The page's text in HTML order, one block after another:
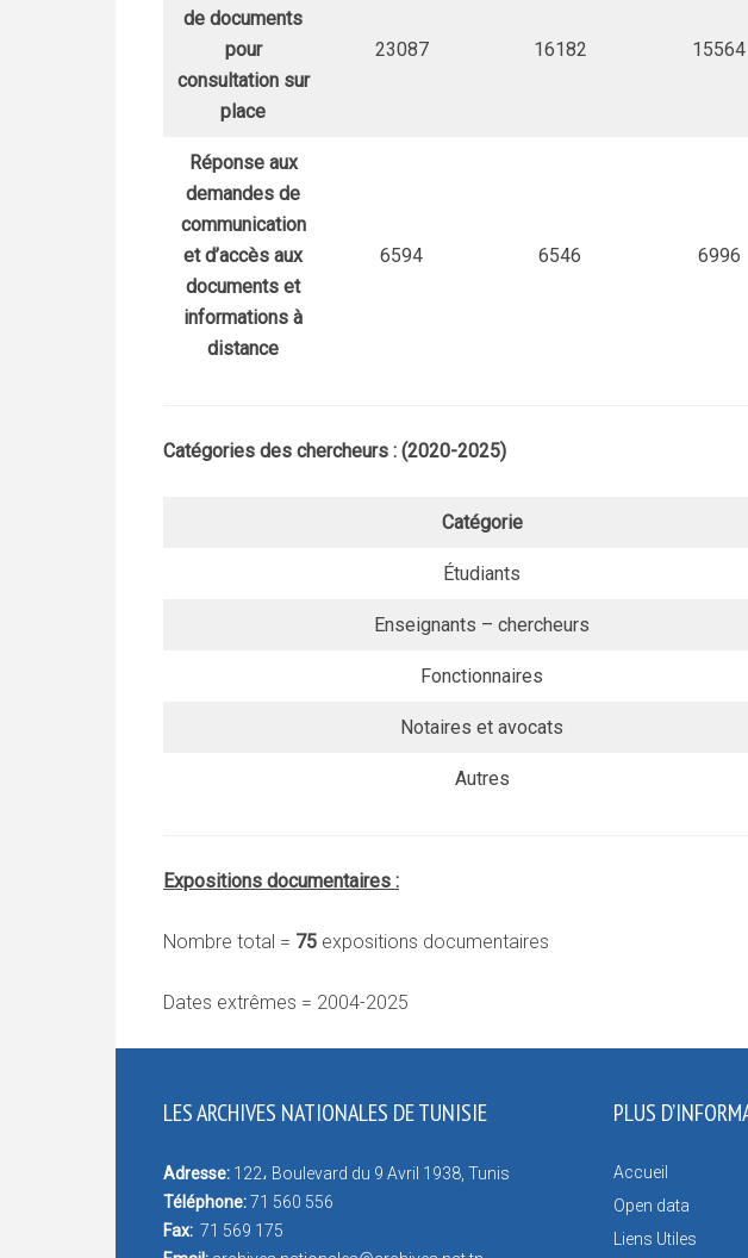
de documents
pour
consultation sur
place
23087 16182 15564
Réponse aux
demandes de
communication
et d’accès aux
documents et
informations à
distance
6594 6546 6996
Catégories des chercheurs : (2020-2025)
Catégorie
Étudiants
Enseignants – chercheurs
Fonctionnaires
Notaires et avocats
Autres
Expositions documentaires :
Nombre total = 75 expositions documentaires
Dates extrêmes = 2004-2025
LES ARCHIVES NATIONALES DE TUNISIE
Adresse: 122، Boulevard du 9 Avril 1938, Tunis
Téléphone:71 560 556
Fax: 71 569 175
PLUS
Accueil
Open data
Liens Utiles